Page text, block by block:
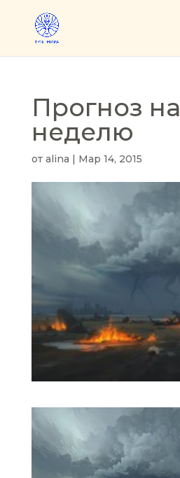
Прогноз на
неделю
от alina | Мар 14, 2015